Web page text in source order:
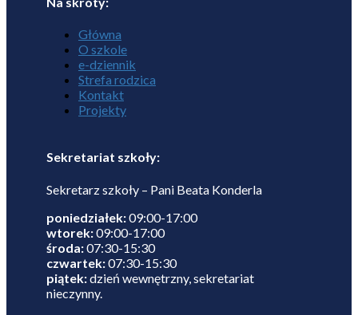
Główna
O szkole
e-dziennik
Strefa rodzica
Kontakt
Projekty
Sekretariat szkoły:
Sekretarz szkoły – Pani Beata Konderla
poniedziałek:09:00-17:00
wtorek:09:00-17:00
środa:07:30-15:30
czwartek:07:30-15:30
piątek:dzień wewnętrzny, sekretariat
nieczynny.